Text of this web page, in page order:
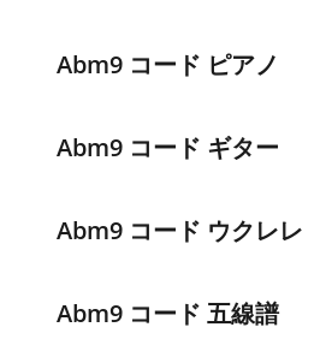
Abm9 コード ピアノ
Abm9 コード ギター
Abm9 コード ウクレレ
Abm9 コード 五線譜